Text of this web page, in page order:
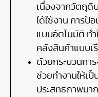
เนื่องจากวัตถุดิ
ได้ใช้งาน การป้
แบบอัตโนมัติ ท
คลังสินค้าแบบเ
ด้วยกระบวนกา
ช่วยทำงานให้เ
ประสิทธิภาพมา